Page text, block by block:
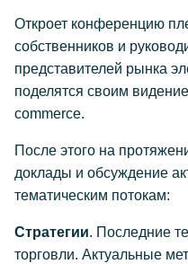
Откроет конференцию
собственников и
представителей рынка
поделятся своим
commerce.
После этого на
доклады и обсуждение
тематическим потокам:
Стратегии. Последние
торговли. Актуальные